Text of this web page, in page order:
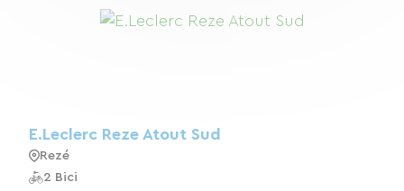
E.Leclerc Reze Atout Sud
Rezé
2 Bici